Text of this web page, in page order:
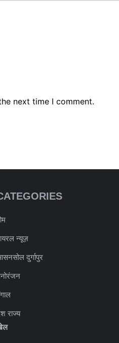
next time I comment.
न्यूज़
दुर्गापुर
राज्य